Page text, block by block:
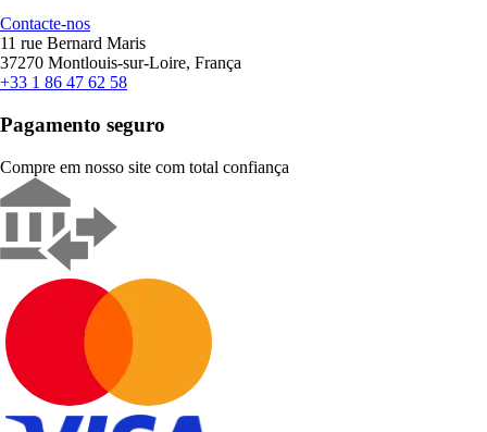
Contacte-nos
11 rue Bernard Maris
37270 Montlouis-sur-Loire, França
+33 1 86 47 62 58
Pagamento seguro
Compre em nosso site com total confiança